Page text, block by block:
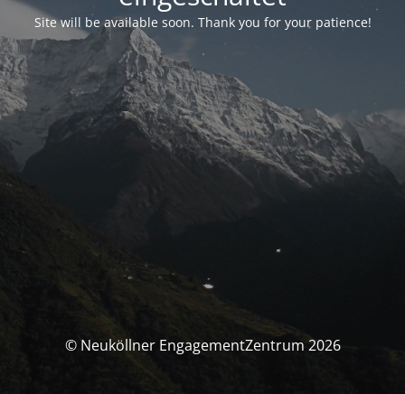
Site will be available soon. Thank you for your patience!
© Neuköllner EngagementZentrum 2026